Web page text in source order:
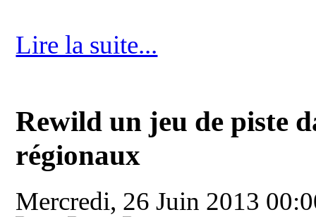
Lire la suite...
Rewild un jeu de piste
régionaux
Mercredi, 26 Juin 2013